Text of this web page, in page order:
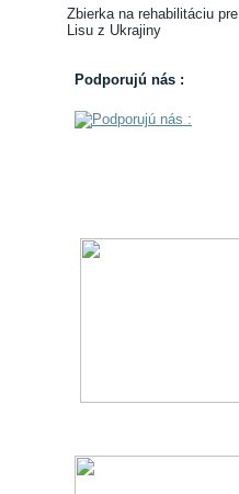
Zbierka na rehabilitáciu pre
Lisu z Ukrajiny
Podporujú nás :